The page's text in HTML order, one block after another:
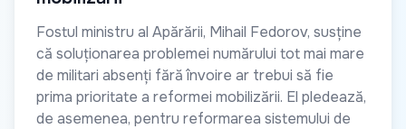
Fostul ministru al Apărării, Mihail Fedorov, susține
că soluționarea problemei numărului tot mai mare
de militari absenți fără învoire ar trebui să fie
prima prioritate a reformei mobilizării. El pledează,
de asemenea, pentru reformarea sistemului de